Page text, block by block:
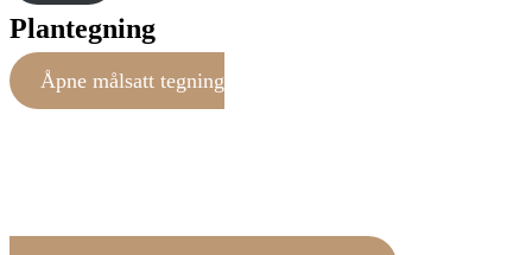
Plantegning
Åpne målsatt tegning